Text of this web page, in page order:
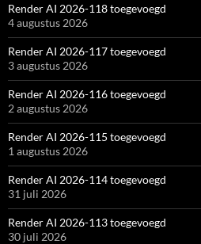
Render AI 2026-118 toegevoegd
4 augustus 2026
Render AI 2026-117 toegevoegd
3 augustus 2026
Render AI 2026-116 toegevoegd
2 augustus 2026
Render AI 2026-115 toegevoegd
1 augustus 2026
Render AI 2026-114 toegevoegd
31 juli 2026
Render AI 2026-113 toegevoegd
30 juli 2026